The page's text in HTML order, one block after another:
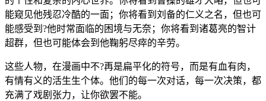
能窥见他残忍冷酷的一面；你将看到刘备的仁义之名，但也可
能感受到?他时常面临的困境与无奈；你将看到诸葛亮的智计
超群，但也可能体会到他鞠躬尽瘁的辛劳。
这些人物，在漫画中不?再是扁平化的符号，而是有血有肉，
有情有义的活生生个体。他们的每一次对话，每一次决策，都
充满了戏剧张力，让你欲罢不能。